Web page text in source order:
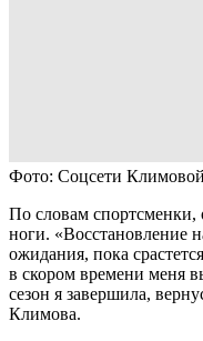
Фото: Соцсети Климовой
По словам спортсменки,
ноги. «Восстановление
ожидания, пока
в скором времени меня
сезон я завершила,
Климова.